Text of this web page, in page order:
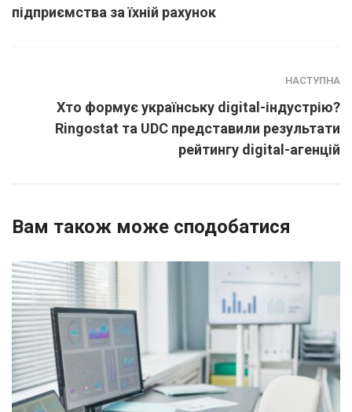
підприємства за їхній рахунок
НАСТУПНА
Хто формує українську digital-індустрію?
Ringostat та UDC представили результати
рейтингу digital-агенцій
Вам також може сподобатися